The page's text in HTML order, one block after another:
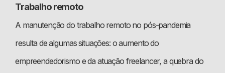
Trabalho remoto
A manutenção do trabalho remoto no pós-pandemia
resulta de algumas situações: o aumento do
empreendedorismo e da atuação freelancer, a quebra do